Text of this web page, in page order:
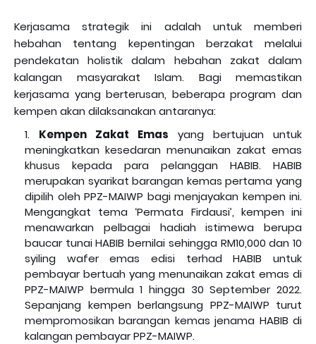
Kerjasama strategik ini adalah untuk memberi
hebahan tentang kepentingan berzakat melalui
pendekatan holistik dalam hebahan zakat dalam
kalangan masyarakat Islam. Bagi memastikan
kerjasama yang berterusan, beberapa program dan
kempen akan dilaksanakan antaranya:
Kempen Zakat Emas yang bertujuan untuk
meningkatkan kesedaran menunaikan zakat emas
khusus kepada para pelanggan HABIB. HABIB
merupakan syarikat barangan kemas pertama yang
dipilih oleh PPZ-MAIWP bagi menjayakan kempen ini.
Mengangkat tema ‘Permata Firdausi’, kempen ini
menawarkan pelbagai hadiah istimewa berupa
baucar tunai HABIB bernilai sehingga RM10,000 dan 10
syiling wafer emas edisi terhad HABIB untuk
pembayar bertuah yang menunaikan zakat emas di
PPZ-MAIWP bermula 1 hingga 30 September 2022.
Sepanjang kempen berlangsung PPZ-MAIWP turut
mempromosikan barangan kemas jenama HABIB di
kalangan pembayar PPZ-MAIWP.